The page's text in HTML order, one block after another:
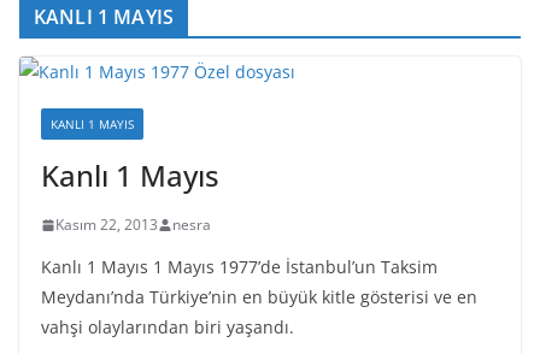
KANLI 1 MAYIS
KANLI 1 MAYIS
Kanlı 1 Mayıs
Kasım 22, 2013 nesra
Kanlı 1 Mayıs 1 Mayıs 1977’de İstanbul’un Taksim
Meydanı’nda Türkiye’nin en büyük kitle gösterisi ve en
vahşi olaylarından biri yaşandı.